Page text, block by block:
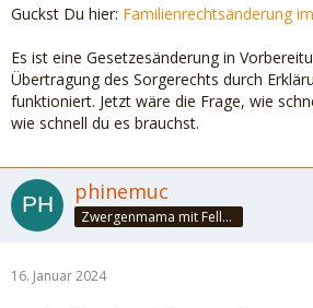
Guckst Du hier: Familienrechtsänderung
Es ist eine Gesetzesänderung in
Übertragung des Sorgerechts durch
funktioniert. Jetzt wäre die Frage, wie
wie schnell du es brauchst.
phinemuc
Zwergenmama mit Fellnasen
16. Januar 2024